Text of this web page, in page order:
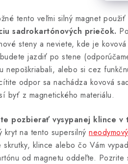
tento veľmi silný magnet použiť
sadrokartónových priečok.
steny a neviete, kde je
jazdiť po stene
nepoškriabali, alebo si cez
odpor sa nachádza kovová
byť z magnetického materiálu.
pozbierať vysypanej klince v
kryt na tento supersilný
skrutky, klince alebo čo Vám
od magnetu oddeľte.